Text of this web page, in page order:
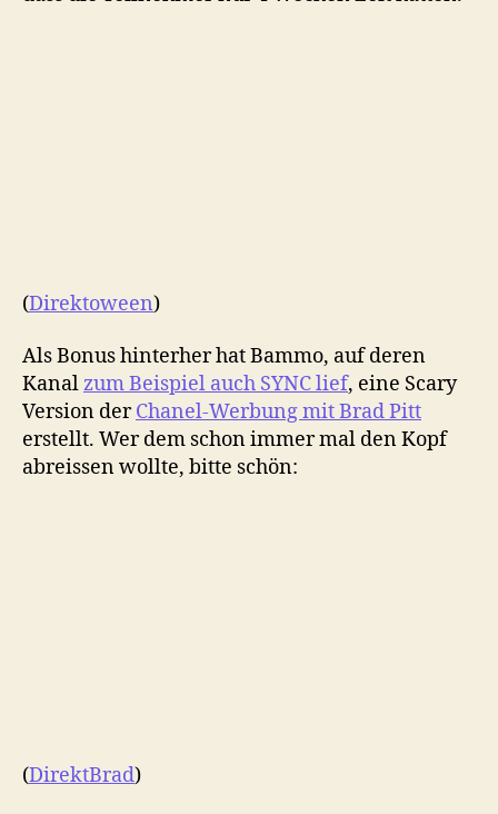
(Direktoween)
Als Bonus hinterher hat Bammo, auf deren
Kanalzum Beispiel auch SYNC lief, eine Scary
Version derChanel-Werbung mit Brad Pitt
erstellt. Wer dem schon immer mal den Kopf
abreissen wollte, bitte schön:
(DirektBrad)